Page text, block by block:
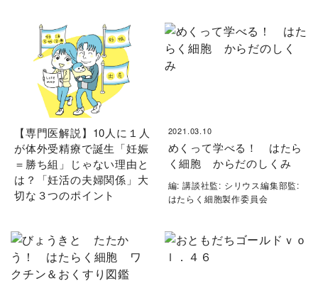
【専門医解説】10人に１人
が体外受精療で誕生「妊娠
＝勝ち組」じゃない理由と
は？「妊活の夫婦関係」大
切な３つのポイント
2021.03.10
めくって学べる！ はたら
く細胞 からだのしくみ
編: 講談社監: シリウス編集部監:
はたらく細胞製作委員会